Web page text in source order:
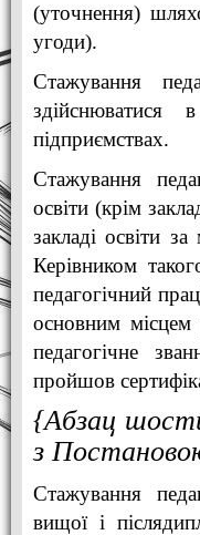
(уточнення)
угоди).
Стажування
здійснюватися
підприємствах.
Стажування
освіти (крім
закладі освіти
Керівником
педагогічний
основним місцем
педагогічне
пройшов
{Абзац
з
Стажування
вищої і